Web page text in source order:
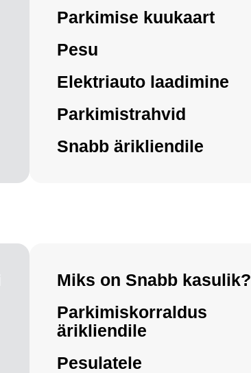
Parkimise kuukaart
Pesu
Elektriauto laadimine
Parkimistrahvid
Snabb ärikliendile
Miks on Snabb kasulik?
Parkimiskorraldus
ärikliendile
Pesulatele